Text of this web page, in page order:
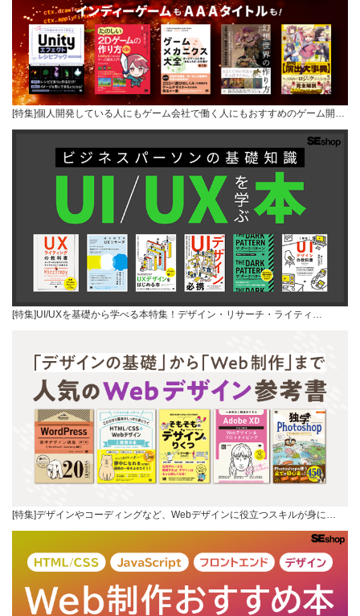
[特集]個人開発している人にもゲーム会社で働く人にもおすすめのゲーム開…
[特集]UI/UXを基礎から学べる本特集！デザイン・リサーチ・ライティ…
[特集]デザインやコーディングなど、Webデザインに役立つスキルが身に…